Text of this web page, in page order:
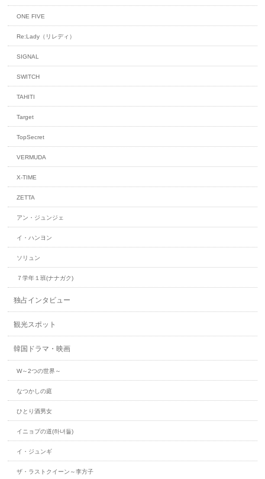
ONE FIVE
Re:Lady（リレディ）
SIGNAL
SWITCH
TAHITI
Target
TopSecret
VERMUDA
X-TIME
ZETTA
アン・ジュンジェ
イ・ハンヨン
ソリュン
７学年１班(ナナガク)
独占インタビュー
観光スポット
韓国ドラマ・映画
W～2つの世界～
なつかしの庭
ひとり酒男女
イニョプの道(하녀들)
イ・ジュンギ
ザ・ラストクイーン～李方子